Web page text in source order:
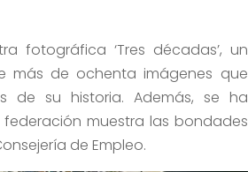
fotográfica ‘Tres décadas’, un
más de ochenta imágenes que
de su historia. Además, se ha
muestra las bondades
de Empleo.